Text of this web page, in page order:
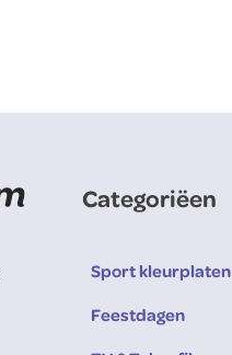
Categoriëen
Sport kleurplaten
Feestdagen